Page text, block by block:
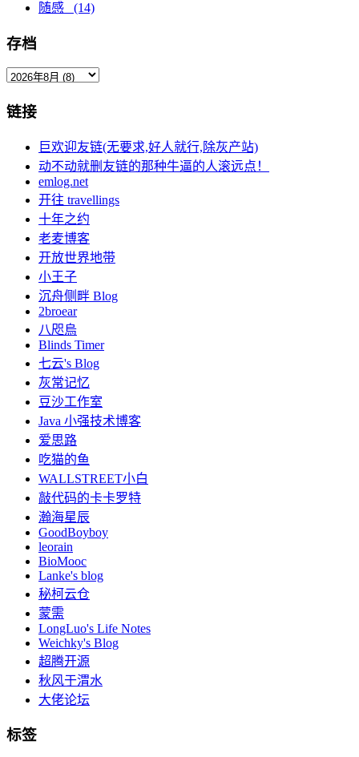
随感 (14)
存档
链接
巨欢迎友链(无要求,好人就行,除灰产站)
动不动就删友链的那种牛逼的人滚远点！
emlog.net
开往 travellings
十年之约
老麦博客
开放世界地带
小王子
沉舟侧畔 Blog
2broear
八咫烏
Blinds Timer
七云's Blog
灰常记忆
豆沙工作室
Java 小强技术博客
爱思路
吃猫的鱼
WALLSTREET小白
敲代码的卡卡罗特
瀚海星辰
GoodBoyboy
leorain
BioMooc
Lanke's blog
秘柯云仓
蒙需
LongLuo's Life Notes
Weichky's Blog
超腾开源
秋风于渭水
大佬论坛
标签